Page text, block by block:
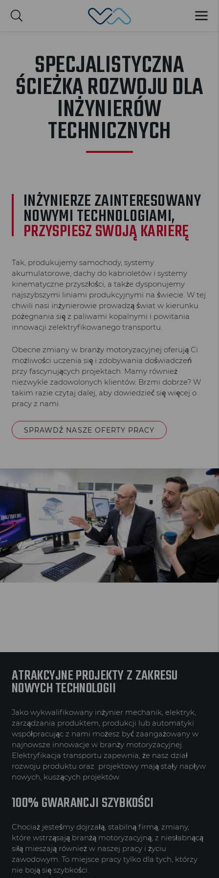
Valmet Automotive
MENU
SPECJALISTYCZNA
ŚCIEŻKA ROZWOJU DLA
INŻYNIERÓW
TECHNICZNYCH
INŻYNIERZE ZAINTERESOWANY
NOWYMI TECHNOLOGIAMI,
PRZYSPIESZ SWOJĄ KARIERĘ
Tak, produkujemy samochody, systemy
akumulatorowe, dachy do kabrioletów i systemy
kinematyczne przyszłości, a także dysponujemy
najszybszymi liniami produkcyjnymi na świecie. W tej
chwili nasi inżynierowie prowadzą świat w kierunku
pożegnania się z paliwami kopalnymi i powitania
innowacji zelektryfikowanego transportu.
Obecne zmiany w branży motoryzacyjnej oferują Ci
możliwości uczenia się i zdobywania doświadczeń
przy fascynujących projektach. Mamy również
niezwykle zadowolonych klientów. Brzmi dobrze? W
takim razie czytaj dalej, aby dowiedzieć się więcej o
pracy z nami.
SPRAWDŹ NASZE OFERTY PRACY
ATRAKCYJNE PROJEKTY Z ZAKRESU
NOWYCH TECHNOLOGII
Jako wykwalifikowany inżynier mechanik, elektryk,
zarządzania produktem, produkcji lub automatyki
współpracując z nami możesz być zaangażowany w
najnowsze innowacje w branży motoryzacyjnej.
Elektryfikacja transportu zapewnia, że nasz dział
rozwoju produktu oraz projektowy mają stały napływ
nowych, kuszących projektów.
100% GWARANCJI SZYBKOŚCI
Chociaż jesteśmy dojrzałą, stabilną firmą, zmiany,
które wstrząsają branżą motoryzacyjną, z niesłabnącą
siłą mieszają również w naszej pracy i życiu
zawodowym. To miejsce pracy tylko dla tych, którzy
nie boją się szybkości.